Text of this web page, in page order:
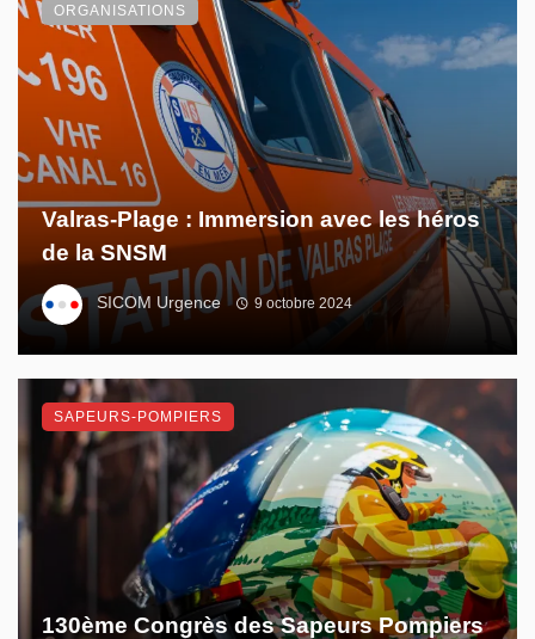
Valras-Plage : Immersion avec les héros
de la SNSM
SICOM Urgence 9 octobre 2024
ORGANISATIONS
130ème Congrès des Sapeurs Pompiers
SAPEURS-POMPIERS